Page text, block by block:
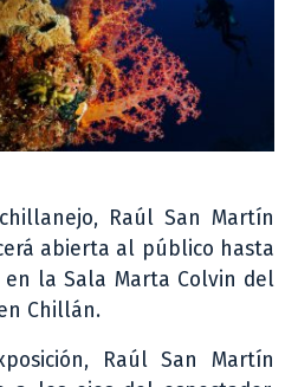
Raúl San Martín
abierta al público hasta
la Sala Marta Colvin del
Chillán.
Raúl San Martín